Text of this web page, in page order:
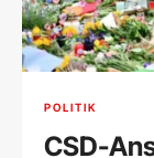
POLITIK
CSD-